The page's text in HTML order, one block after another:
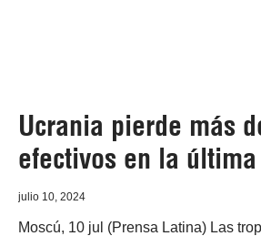
Ucrania pierde más
efectivos en la
julio 10, 2024
Moscú, 10 jul (Prensa Latina) Las